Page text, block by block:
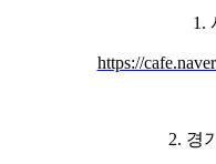
1.
https://
2. 경